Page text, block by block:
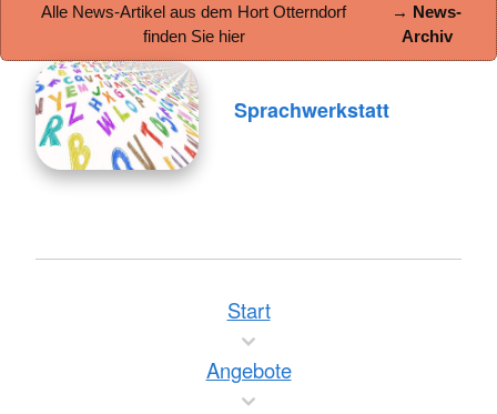
Alle News-Artikel aus dem Hort Otterndorf
finden Sie hier
→ News-
Archiv
Sprachwerkstatt
Start
Angebote